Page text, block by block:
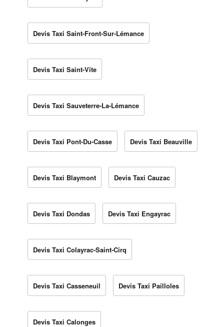
Devis Taxi Saint-Front-Sur-Lémance
Devis Taxi Saint-Vite
Devis Taxi Sauveterre-La-Lémance
Devis Taxi Pont-Du-Casse Devis Taxi Beauville
Devis Taxi Blaymont Devis Taxi Cauzac
Devis Taxi Dondas Devis Taxi Engayrac
Devis Taxi Colayrac-Saint-Cirq
Devis Taxi Casseneuil Devis Taxi Pailloles
Devis Taxi Calonges